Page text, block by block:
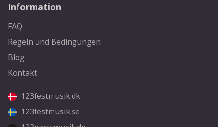
Information
FAQ
Regeln und Bedingungen
Blog
Kontakt
123festmusik.dk
123festmusik.se